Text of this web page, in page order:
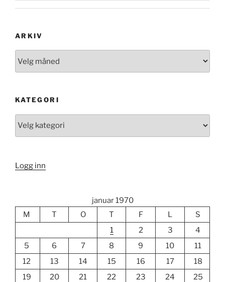
ARKIV
KATEGORI
Logg inn
januar 1970
M
T O T F L
S
1
2 3
4
5
6 7 8 9 10
11
12
13 14 15 16 17
18
19
20 21 22 23 24
25